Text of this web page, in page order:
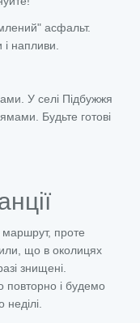
асфальт.
і напливи.
У селі Підбужжя
Будьте готові
проте
що в околицях
знищені.
і будемо